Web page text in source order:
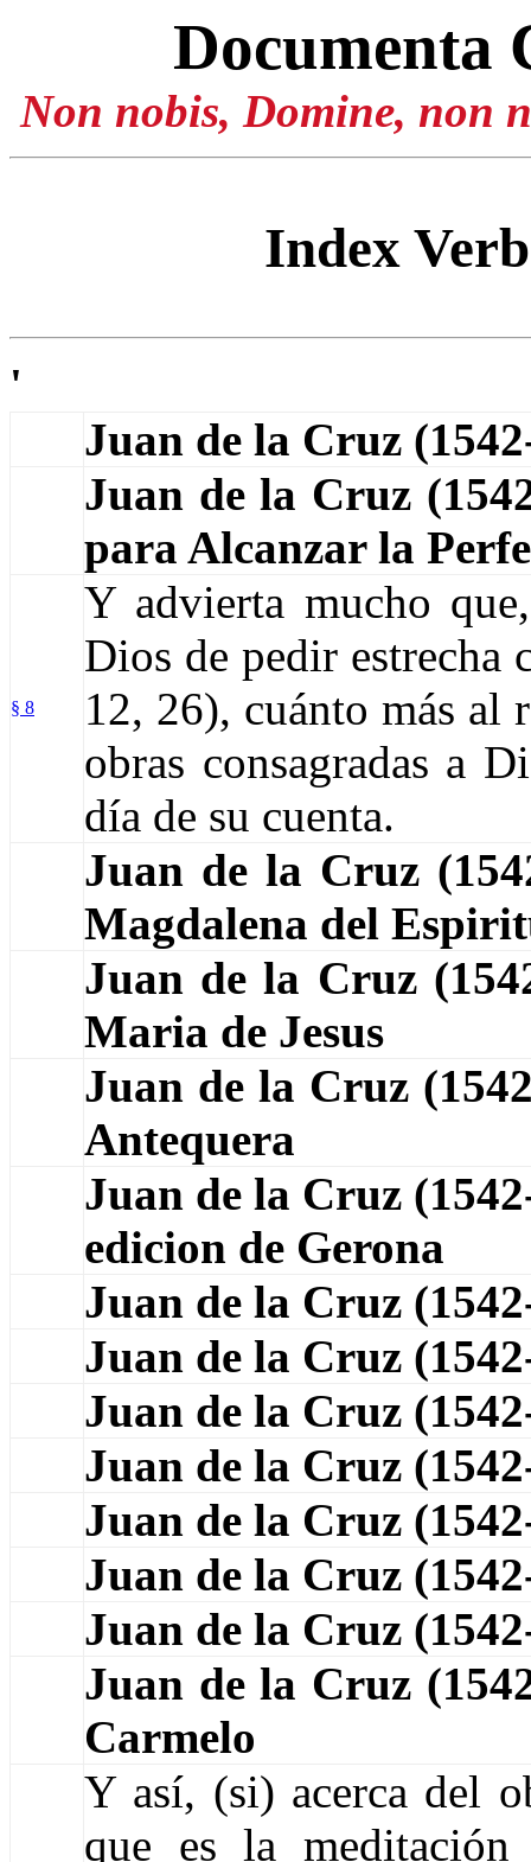
Documenta
Non nobis, Domine, non
Index
'
Juan de la Cruz
Juan de la Cruz
para Alcanzar la
§ 8
Y advierta mucho
Dios de pedir estrecha
12, 26), cuánto más al
obras consagradas a
día de su cuenta.
Juan de la Cruz
Magdalena del
Juan de la Cruz
Maria de Jesus
Juan de la Cruz
Antequera
Juan de la Cruz
edicion de Gerona
Juan de la Cruz
Juan de la Cruz
Juan de la Cruz
Juan de la Cruz
Juan de la Cruz
Juan de la Cruz
Juan de la Cruz
Juan de la Cruz
Carmelo
Y así, (si) acerca del
que es la